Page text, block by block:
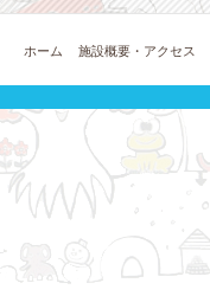
ホーム 施設概要・アクセス